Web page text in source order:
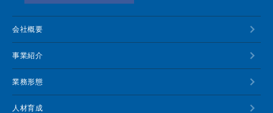
会社概要
事業紹介
業務形態
人材育成